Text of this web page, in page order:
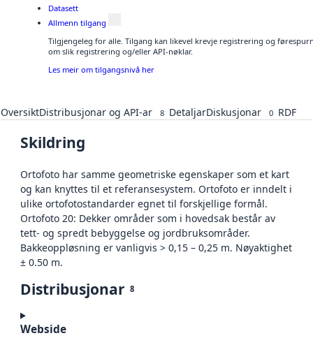
Datasett
Allmenn tilgang
Tilgjengeleg for alle. Tilgang kan likevel krevje registrering og
om slik registrering og/eller API-nøklar.
Les meir om tilgangsnivå her
OversiktDistribusjonar og API-ar 8 DetaljarDiskusjonar 0 RDF
Skildring
Ortofoto har samme geometriske egenskaper som et kart
og kan knyttes til et referansesystem. Ortofoto er inndelt i
ulike ortofotostandarder egnet til forskjellige formål.
Ortofoto 20: Dekker områder som i hovedsak består av
tett- og spredt bebyggelse og jordbruksområder.
Bakkeoppløsning er vanligvis > 0,15 – 0,25 m. Nøyaktighet
± 0.50 m.
Distribusjonar 8
Webside